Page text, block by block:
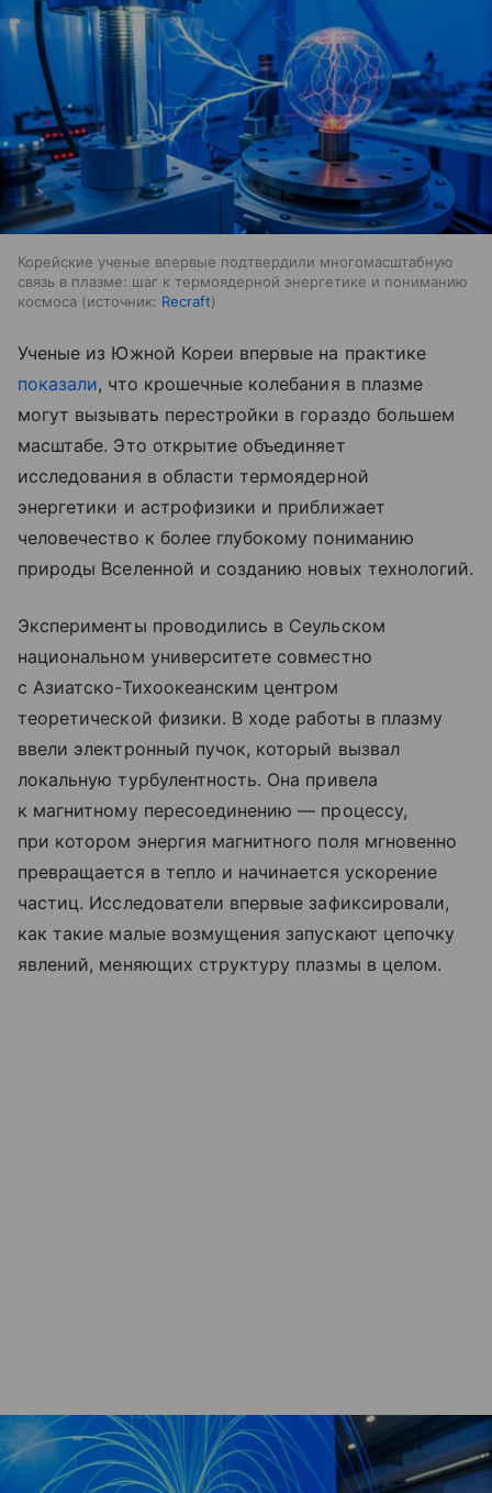
Корейские ученые впервые подтвердили многомасштабную
связь в плазме: шаг к термоядерной энергетике и пониманию
космоса
источник: Recraft
Ученые из Южной Кореи впервые на практике
показали, что крошечные колебания в плазме
могут вызывать перестройки в гораздо большем
масштабе. Это открытие объединяет
исследования в области термоядерной
энергетики и астрофизики и приближает
человечество к более глубокому пониманию
природы Вселенной и созданию новых технологий.
Эксперименты проводились в Сеульском
национальном университете совместно
с Азиатско-Тихоокеанским центром
теоретической физики. В ходе работы в плазму
ввели электронный пучок, который вызвал
локальную турбулентность. Она привела
к магнитному пересоединению — процессу,
при котором энергия магнитного поля мгновенно
превращается в тепло и начинается ускорение
частиц. Исследователи впервые зафиксировали,
как такие малые возмущения запускают цепочку
явлений, меняющих структуру плазмы в целом.